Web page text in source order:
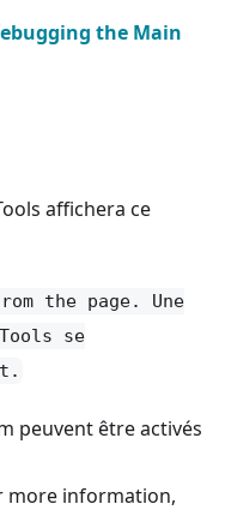
the Main
affichera ce
the page. Une
se
peuvent être activés
more information,